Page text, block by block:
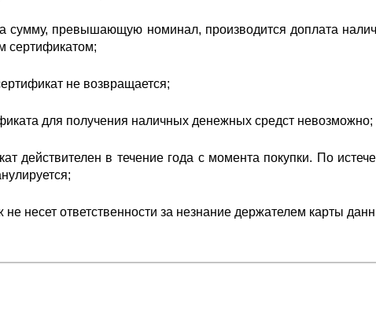
сумму, превышающую номинал, производится доплата
сертификатом;
не возвращается;
для получения наличных денежных средст невозможно;
действителен в течение года с момента покупки. По
несет ответственности за незнание держателем карты